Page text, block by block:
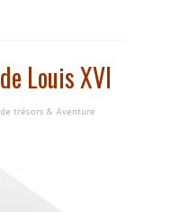
Louis XVI
de trésors & Aventure